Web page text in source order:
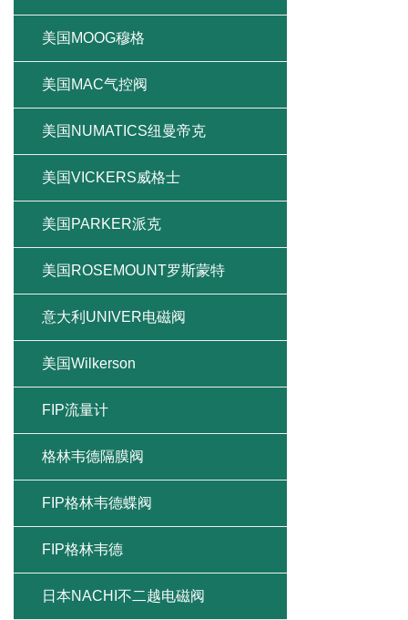
美国MOOG穆格
美国MAC气控阀
美国NUMATICS纽曼帝克
美国VICKERS威格士
美国PARKER派克
美国ROSEMOUNT罗斯蒙特
意大利UNIVER电磁阀
美国Wilkerson
FIP流量计
格林韦德隔膜阀
FIP格林韦德蝶阀
FIP格林韦德
日本NACHI不二越电磁阀